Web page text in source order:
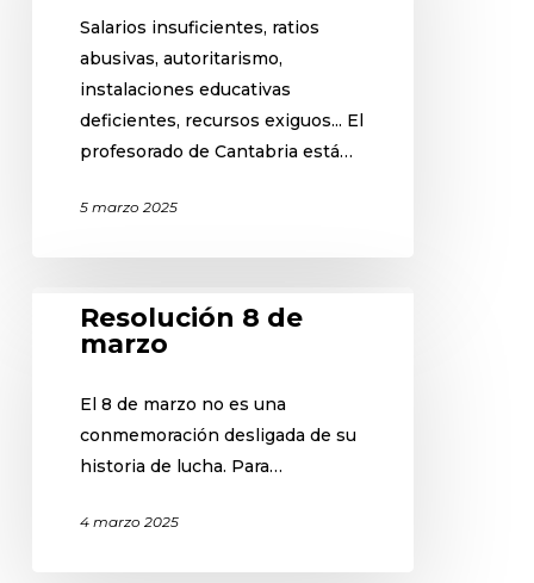
Salarios insuficientes, ratios
abusivas, autoritarismo,
instalaciones educativas
deficientes, recursos exiguos... El
profesorado de Cantabria está…
5 marzo 2025
Resolución 8 de
marzo
El 8 de marzo no es una
conmemoración desligada de su
historia de lucha. Para…
4 marzo 2025